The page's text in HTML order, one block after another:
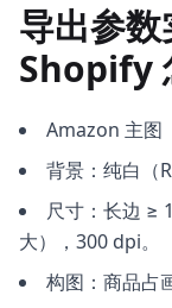
导出参数
Shopify
Amazon 主图
背景：纯白（
尺寸：长边 ≥
大），300 dpi。
构图：商品占